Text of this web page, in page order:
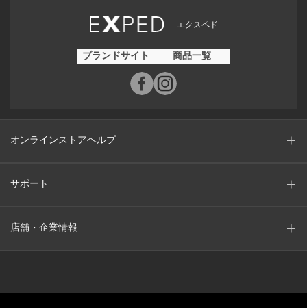
エクスペド
ブランドサイト 商品一覧
オンラインストアヘルプ
サポート
店舗・企業情報